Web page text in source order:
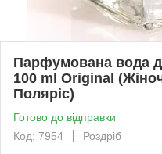
Парфумована вода
100 ml Original
Поляріс)
Готово до відправки
Код: 7954
Роздріб